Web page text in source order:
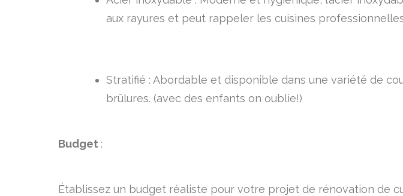
aux rayures et peut rappeler les cuisines
Stratifié : Abordable et disponible dans une variété de
brûlures. (avec des enfants on oublie!)
Budget:
Établissez un budget réaliste pour votre projet de rénovation de